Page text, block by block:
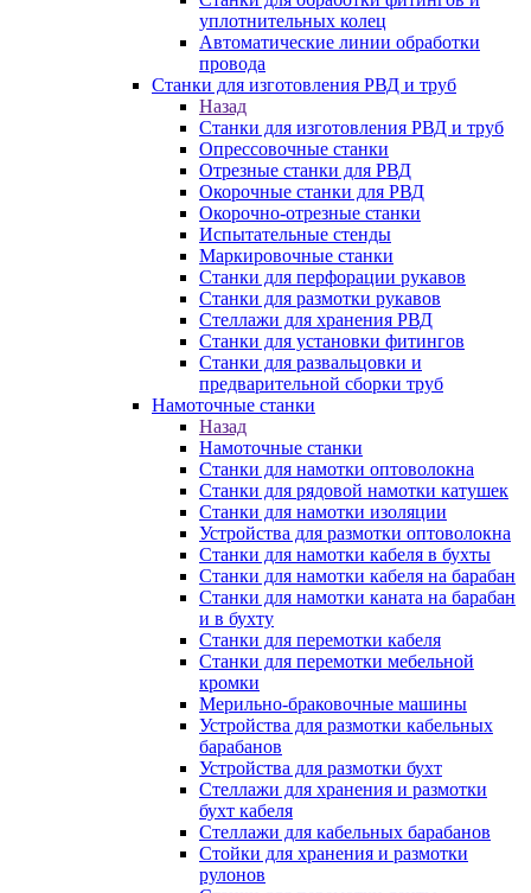
уплотнительных колец
Автоматические линии обработки
провода
Станки для изготовления РВД и труб
Назад
Станки для изготовления РВД и труб
Опрессовочные станки
Отрезные станки для РВД
Окорочные станки для РВД
Окорочно-отрезные станки
Испытательные стенды
Маркировочные станки
Станки для перфорации рукавов
Станки для размотки рукавов
Стеллажи для хранения РВД
Станки для установки фитингов
Станки для развальцовки и
предварительной сборки труб
Намоточные станки
Назад
Намоточные станки
Станки для намотки оптоволокна
Станки для рядовой намотки катушек
Станки для намотки изоляции
Устройства для размотки оптоволокна
Станки для намотки кабеля в бухты
Станки для намотки кабеля на барабан
Станки для намотки каната на барабан
и в бухту
Станки для перемотки кабеля
Станки для перемотки мебельной
кромки
Мерильно-браковочные машины
Устройства для размотки кабельных
барабанов
Устройства для размотки бухт
Стеллажи для хранения и размотки
бухт кабеля
Стеллажи для кабельных барабанов
Стойки для хранения и размотки
рулонов